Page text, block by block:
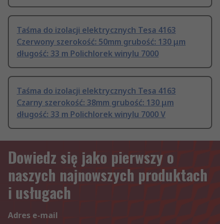
Taśma do izolacji elektrycznych Tesa 4163
Czerwony szerokość: 50mm grubość: 130 μm
długość: 33 m Polichlorek winylu 7000
Taśma do izolacji elektrycznych Tesa 4163
Czarny szerokość: 38mm grubość: 130 μm
długość: 33 m Polichlorek winylu 7000 V
Dowiedz się jako pierwszy o
naszych najnowszych produktach
i usługach
Adres e-mail